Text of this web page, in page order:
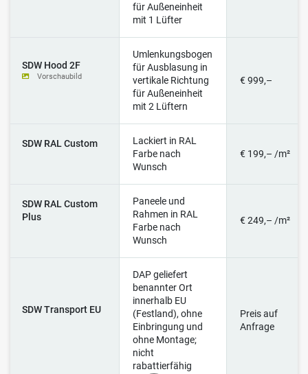
für Außeneinheit
mit 1 Lüfter
SDW Hood 2F
Vorschaubild
Umlenkungsbogen
für Ausblasung in
vertikale Richtung
für Außeneinheit
mit 2 Lüftern
€ 999,–
SDW RAL Custom
Lackiert in RAL
Farbe nach
Wunsch
€ 199,– /m²
SDW RAL Custom
Plus
Paneele und
Rahmen in RAL
Farbe nach
Wunsch
€ 249,– /m²
SDW Transport EU
DAP geliefert
benannter Ort
innerhalb EU
(Festland), ohne
Einbringung und
ohne Montage;
nicht
rabattierfähig
Preis auf
Anfrage